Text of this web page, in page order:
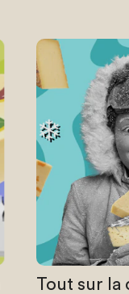
Tout sur la